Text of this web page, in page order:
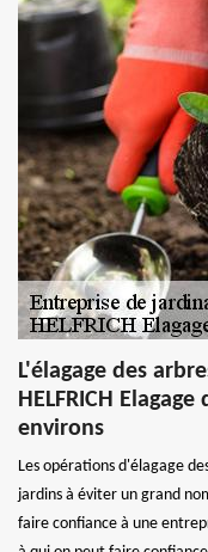
L'élagage des
HELFRICH
environs
Les opérations d'élagage
jardins à éviter un grand
faire confiance à une